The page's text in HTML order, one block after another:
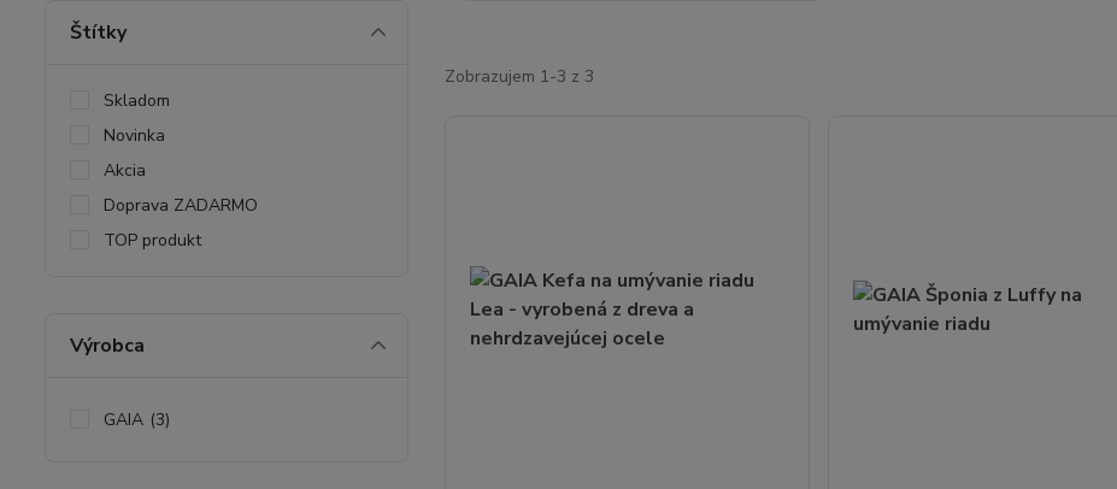
Zobrazujem 1-3 z 3
Štítky
Skladom
Novinka
Akcia
Doprava ZADARMO
TOP produkt
Výrobca
GAIA (3)